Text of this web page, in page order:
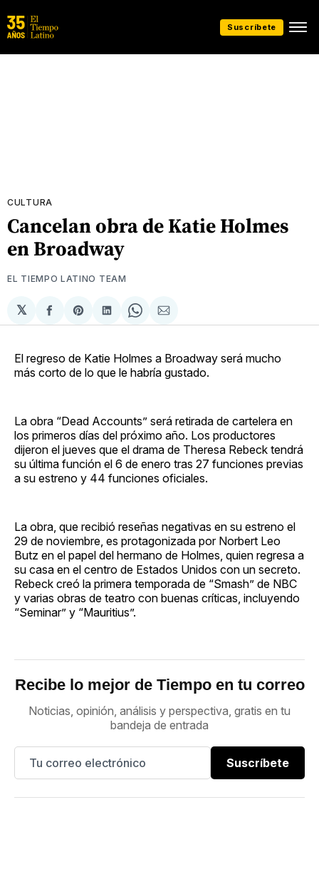
Suscríbete
CULTURA
Cancelan obra de Katie Holmes
en Broadway
EL TIEMPO LATINO TEAM
𝕏
Compartir
en
Share
on
Compartir
en
Share
on
Compartir
via
El regreso de Katie Holmes a Broadway será mucho
más corto de lo que le habría gustado.
La obra “Dead Accounts” será retirada de cartelera en
los primeros días del próximo año. Los productores
dijeron el jueves que el drama de Theresa Rebeck tendrá
su última función el 6 de enero tras 27 funciones previas
a su estreno y 44 funciones oficiales.
La obra, que recibió reseñas negativas en su estreno el
29 de noviembre, es protagonizada por Norbert Leo
Butz en el papel del hermano de Holmes, quien regresa a
su casa en el centro de Estados Unidos con un secreto.
Rebeck creó la primera temporada de “Smash” de NBC
y varias obras de teatro con buenas críticas, incluyendo
“Seminar” y “Mauritius”.
Recibe lo mejor de Tiempo en tu correo
Noticias, opinión, análisis y perspectiva, gratis en tu
bandeja de entrada
Suscríbete